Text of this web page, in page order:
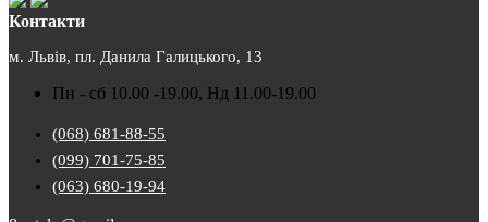
Контакти
м. Львів, пл. Данила Галицького, 13
Пн - сб 10.00 -19.00, Нд 11.00-19.00
(068) 681-88-55
(099) 701-75-85
(063) 680-19-94